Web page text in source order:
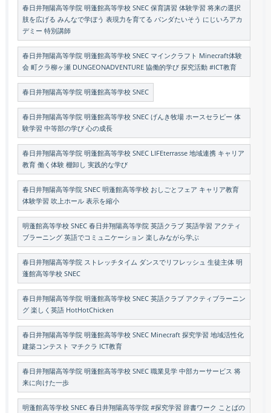
春日井翔陽高等学院 明蓬館高等学校 SNEC 保育講習 体験学習 将来の選択
肢を広げる みんなで学ぼう 表現力を育てる パンダたいそう にじいろアカ
デミー 特別講師
春日井翔陽高等学院 明蓬館高等学校 SNEC マインクラフト Minecraft体験
会 町クラ柳ヶ瀬 DUNGEONADVENTURE 協働的学び 探究活動 #ICT教育
春日井翔陽高等学院 明蓬館高等学校 SNEC
春日井翔陽高等学院 明蓬館高等学校 SNEC げんき牧場 ホースセラピー 体
験学習 中等部の学び 心の成長
春日井翔陽高等学院 明蓬館高等学校 SNEC LIFEterrasse 地域連携 キャリア
教育 働く体験 棚卸し 実践的な学び
春日井翔陽高等学院 SNEC 明蓬館高等学校 おしごとフェア キャリア教育
体験学習 吹上ホール 表示を縮小
明蓬館高等学校 SNEC 春日井翔陽高等学院 英語クラブ 英語学習 アクティ
ブラーニング 英語でコミュニケーション 楽しみながら学ぶ
春日井翔陽高等学院 ストレッチタイム ダンスでリフレッシュ 生徒主体 明
蓬館高等学校 SNEC
春日井翔陽高等学院 明蓬館高等学校 SNEC 英語クラブ アクティブラーニン
グ 楽しく英語 HotHotChicken
春日井翔陽高等学院 明蓬館高等学校 SNEC Minecraft 探究学習 地域活性化
建築コンテスト マチクラ ICT教育
春日井翔陽高等学院 明蓬館高等学校 SNEC 職業見学 中部カーサービス 将
来に向けた一歩
明蓬館高等学校 SNEC 春日井翔陽高等学院 #探究学習 辞書ワーク ことばの